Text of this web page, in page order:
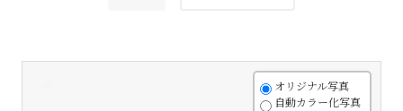
オリジナル写真
自動カラー化写真